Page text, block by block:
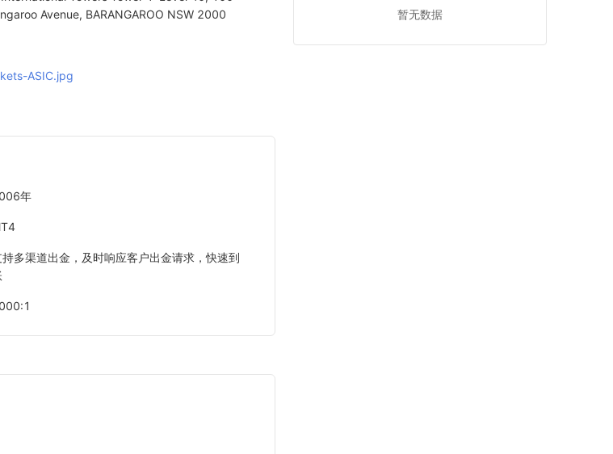
Avenue, BARANGAROO NSW 2000
ASIC.jpg
年
持多渠道出金，及时响应客户出金请求，快速到
暂无数据